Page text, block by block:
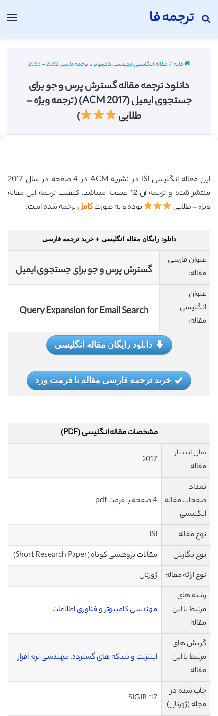
ترجمه فا
جستجو برای
خانه/مقاله انگلیسی مهندسی کامپیوتر با ترجمه فارسی 2022 - 2023
دانلود ترجمه مقاله گسترش پرس و جو برای
جستجوی ایمیل (ACM 2017) (ترجمه ویژه –
طلایی
)
این مقاله انگلیسی ISI در نشریه ACM در 4 صفحه در سال 2017
منتشر شده و ترجمه آن 12 صفحه میباشد. کیفیت ترجمه این مقاله
ویژه – طلایی
بوده و به صورتکاملترجمه شده است.
دانلود رایگان مقاله انگلیسی + خرید ترجمه فارسی
عنوان فارسی
مقاله:
گسترش پرس و جو برای جستجوی ایمیل
عنوان
انگلیسی
مقاله:
Query Expansion for Email Search
دانلود رایگان مقاله انگلیسی
خرید ترجمه فارسی مقاله با فرمت ورد
مشخصات مقاله انگلیسی (PDF)
سال انتشار
مقاله
2017
تعداد
صفحات مقاله
انگلیسی
4 صفحه با فرمت pdf
نوع مقاله
ISI
نوع نگارش
مقالات پژوهشی کوتاه (Short Research Paper)
نوع ارائه مقاله
ژورنال
رشته های
مرتبط با این
مقاله
مهندسی کامپیوتروفناوری اطلاعات
گرایش های
مرتبط با این
مقاله
اینترنت و شبکه های گسترده،مهندسی نرم افزار
چاپ شده در
مجله (ژورنال)
SIGIR ’17